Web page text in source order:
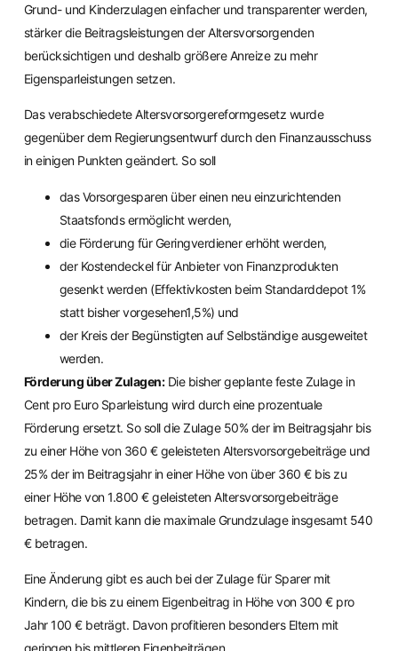
Grund- und Kinderzulagen einfacher und transparenter werden,
stärker die Beitragsleistungen der Altersvorsorgenden
berücksichtigen und deshalb größere Anreize zu mehr
Eigensparleistungen setzen.
Das verabschiedete Altersvorsorgereformgesetz wurde
gegenüber dem Regierungsentwurf durch den Finanzausschuss
in einigen Punkten geändert. So soll
das Vorsorgesparen über einen neu einzurichtenden
Staatsfonds ermöglicht werden,
die Förderung für Geringverdiener erhöht werden,
der Kostendeckel für Anbieter von Finanzprodukten
gesenkt werden (Effektivkosten beim Standarddepot 1%
statt bisher vorgesehen1,5%) und
der Kreis der Begünstigten auf Selbständige ausgeweitet
werden.
Förderung über Zulagen:Die bisher geplante feste Zulage in
Cent pro Euro Sparleistung wird durch eine prozentuale
Förderung ersetzt. So soll die Zulage 50% der im Beitragsjahr bis
zu einer Höhe von 360 € geleisteten Altersvorsorgebeiträge und
25% der im Beitragsjahr in einer Höhe von über 360 € bis zu
einer Höhe von 1.800 € geleisteten Altersvorsorgebeiträge
betragen. Damit kann die maximale Grundzulage insgesamt 540
€ betragen.
Eine Änderung gibt es auch bei der Zulage für Sparer mit
Kindern, die bis zu einem Eigenbeitrag in Höhe von 300 € pro
Jahr 100 € beträgt. Davon profitieren besonders Eltern mit